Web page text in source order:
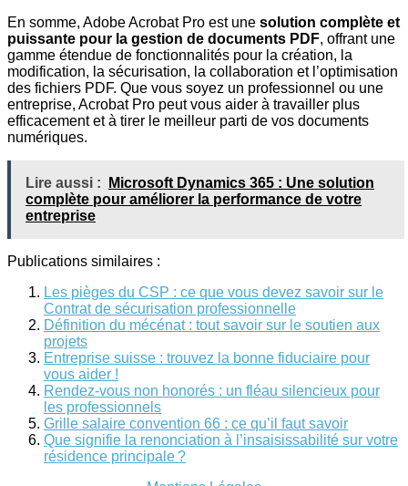
En somme, Adobe Acrobat Pro est une solution complète et
puissante pour la gestion de documents PDF, offrant une
gamme étendue de fonctionnalités pour la création, la
modification, la sécurisation, la collaboration et l’optimisation
des fichiers PDF. Que vous soyez un professionnel ou une
entreprise, Acrobat Pro peut vous aider à travailler plus
efficacement et à tirer le meilleur parti de vos documents
numériques.
Lire aussi :
Microsoft Dynamics 365 : Une solution
complète pour améliorer la performance de votre
entreprise
Publications similaires :
Les pièges du CSP : ce que vous devez savoir sur le
Contrat de sécurisation professionnelle
Définition du mécénat : tout savoir sur le soutien aux
projets
Entreprise suisse : trouvez la bonne fiduciaire pour
vous aider !
Rendez-vous non honorés : un fléau silencieux pour
les professionnels
Grille salaire convention 66 : ce qu’il faut savoir
Que signifie la renonciation à l’insaisissabilité sur votre
résidence principale ?